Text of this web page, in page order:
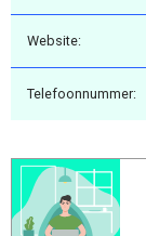
Website:
Telefoonnummer: